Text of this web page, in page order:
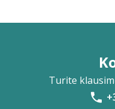
Turite